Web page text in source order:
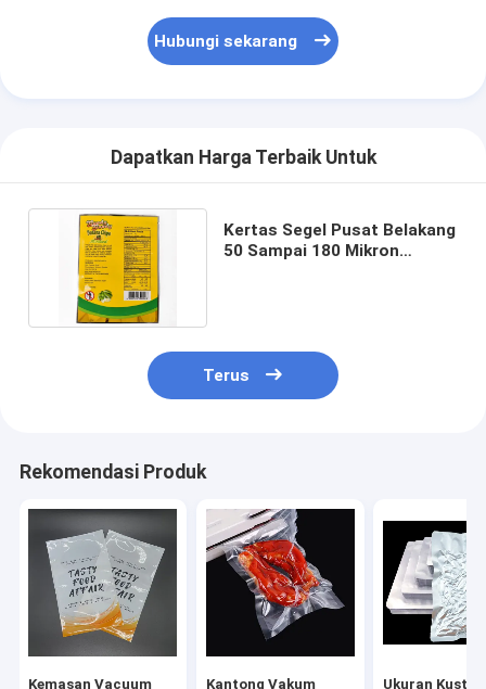
Hubungi sekarang
Dapatkan Harga Terbaik Untuk
Kertas Segel Pusat Belakang
50 Sampai 180 Mikron
Terus
Rekomendasi Produk
Kemasan Vacuum Kantong Vakum Ukuran